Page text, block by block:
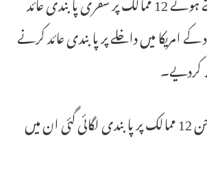
دیگر 7 افراد کے امریکا میں داخلے پر پابندی عائد کرنے
کردیے۔
اعلامیے کے مطابق جن 12 ممالک پر پابندی لگائی گئی ان میں